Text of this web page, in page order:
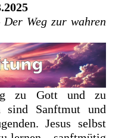
Weg zur wahren
zu Gott und zu
sind Sanftmut und
Jesus selbst